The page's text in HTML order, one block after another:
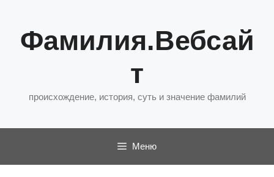
содержимому
Фамилия.Вебсай
т
происхождение, история, суть и значение фамилий
Меню